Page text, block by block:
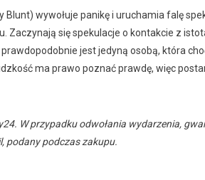
Blunt) wywołuje panikę i uruchamia falę
Zaczynają się spekulacje o kontakcie z
jest jedyną osobą, która
ma prawo poznać prawdę, więc
W przypadku odwołania wydarzenia,
podany podczas zakupu.